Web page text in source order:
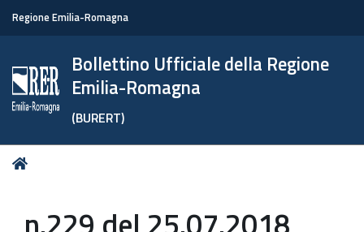
Regione Emilia-Romagna
Bollettino Ufficiale della Regione
Emilia-Romagna
(BURERT)
Tu